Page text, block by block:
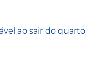
ao sair do quarto